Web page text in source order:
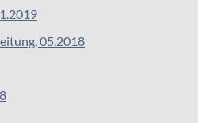
05.2018